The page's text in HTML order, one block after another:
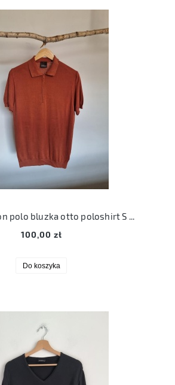
Oscar jacobson polo bluzka otto poloshirt S 36 ruda ceglasta bluzka
100,00 zł
Do koszyka